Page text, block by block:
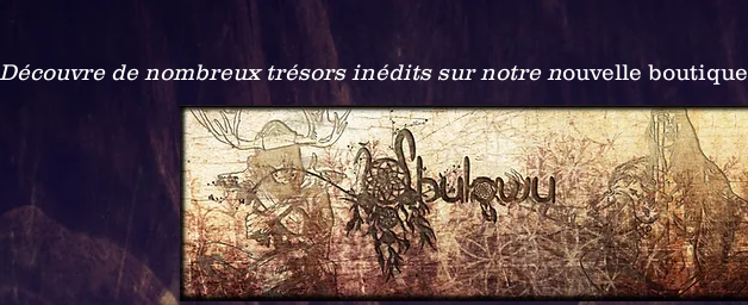
Découvre de nombreux trésors inédits sur notre nouvelle boutique